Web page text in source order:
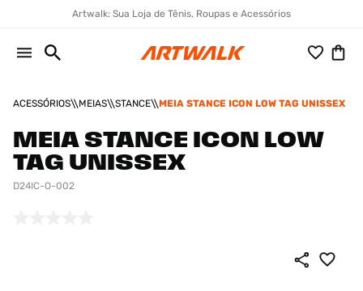
Artwalk: Sua Loja de Tênis, Roupas e Acessórios
ACESSÓRIOS MEIAS STANCE MEIA STANCE ICON LOW TAG UNISSEX
MEIA STANCE ICON LOW
TAG UNISSEX
D24IC-O-002